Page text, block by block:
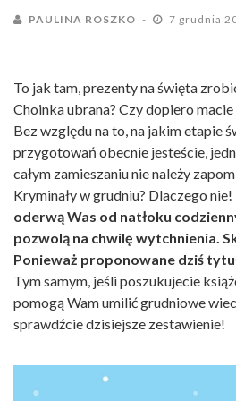
PAULINA ROSZKO 7 grudnia
To jak tam, prezenty na święta
Choinka ubrana? Czy dopiero
Bez względu na to, na jakim etapie
przygotowań obecnie jesteście,
całym zamieszaniu nie należy
Kryminały w grudniu? Dlaczego nie!
oderwą Was od natłoku
pozwolą na chwilę wytchnienia.
Ponieważ proponowane dziś
Tym samym, jeśli poszukujecie
pomogą Wam umilić grudniowe
sprawdźcie dzisiejsze zestawienie!